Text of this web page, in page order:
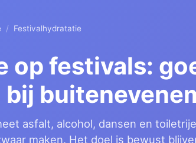
/ Festivalhydratatie
op festivals:
bij
asfalt, alcohol, dansen en
maken. Het doel is bewust